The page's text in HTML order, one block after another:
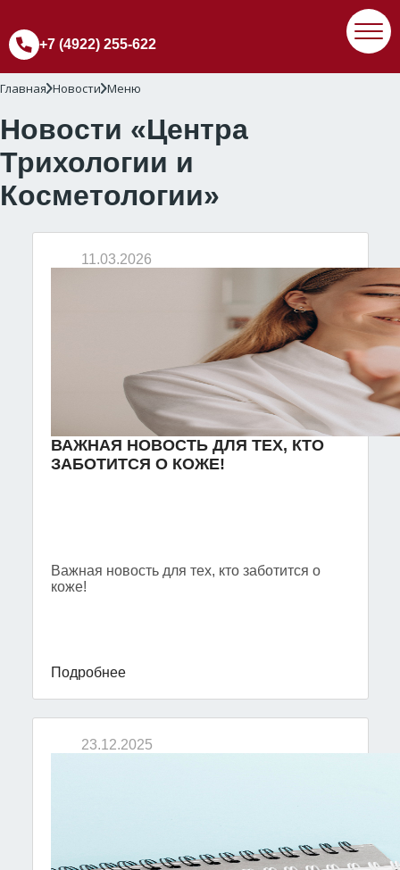
+7 (4922) 255-622
Главная Новости Меню
Новости «Центра
Трихологии и
Косметологии»
11.03.2026
ВАЖНАЯ НОВОСТЬ ДЛЯ ТЕХ, КТО
ЗАБОТИТСЯ О КОЖЕ!
Важная новость для тех, кто заботится о
коже!
Подробнее
23.12.2025